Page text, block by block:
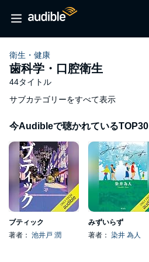
衛生・健康
歯科学・口腔衛生
44タイトル
サブカテゴリーをすべて表示
今Audibleで聴かれているTOP30
ブティック
著者： 池井戸 潤
みずいらず
著者： 染井 為人